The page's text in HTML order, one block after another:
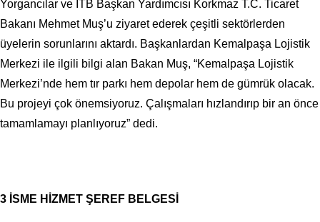
Yorgancılar ve İTB Başkan Yardımcısı Korkmaz T.C. Ticaret
Bakanı Mehmet Muş’u ziyaret ederek çeşitli sektörlerden
üyelerin sorunlarını aktardı. Başkanlardan Kemalpaşa Lojistik
Merkezi ile ilgili bilgi alan Bakan Muş, “Kemalpaşa Lojistik
Merkezi’nde hem tır parkı hem depolar hem de gümrük olacak.
Bu projeyi çok önemsiyoruz. Çalışmaları hızlandırıp bir an önce
tamamlamayı planlıyoruz” dedi.
3 İSME HİZMET ŞEREF BELGESİ